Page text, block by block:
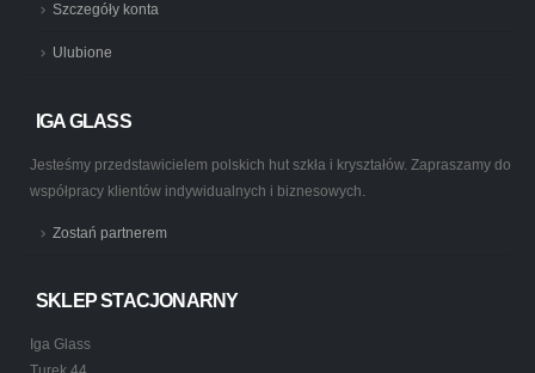
Szczegóły konta
Ulubione
IGA GLASS
Jesteśmy przedstawicielem polskich hut szkła i kryształów. Zapraszamy do
współpracy klientów indywidualnych i biznesowych.
Zostań partnerem
SKLEP STACJONARNY
Iga Glass